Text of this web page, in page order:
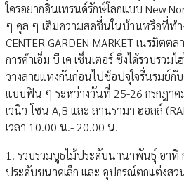
ใครอยากอินเทรนด์รักษ์โลกแบบ New
ๆ คูล ๆ เติมความสดชื่นในบ้านหรือที่ทำ
CENTER GARDEN MARKET เนรมิตต
การค้าเอ็ม บี เค เซ็นเตอร์ ซึ่งได้รวบรวม
วางลายแทงกันก่อนไปช้อปจุใจรื่นรมย์กั
แบบฟิน ๆ ระหว่างวันที่ 25-26 กรกฎา
เวนิว โซน A,B และ ลานรามา ฮอลล์
เวลา 10.00 น.- 20.00 น.
1. รวบรวมบูธไม้ประดับนานาพันธุ์ อาทิ
ประดับขนาดเล็ก และ อุปกรณ์ตกแต่งสว